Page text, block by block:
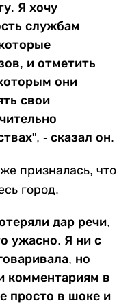
Я хочу
службам
и отметить
они
свои
- сказал он.
призналась, что
город.
дар речи,
ужасно. Я ни с
но
комментариям в
просто в шоке и